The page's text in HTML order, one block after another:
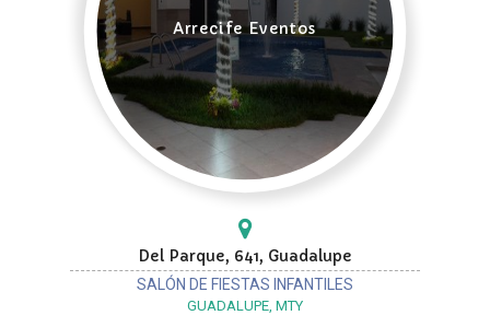
Arrecife Eventos
Del Parque, 641, Guadalupe
SALÓN DE FIESTAS INFANTILES
GUADALUPE, MTY